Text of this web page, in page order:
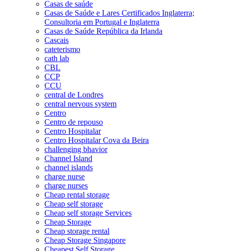
Casas de saúde
Casas de Saúde e Lares Certificados Inglaterra;
Consultoria em Portugal e Inglaterra
Casas de Saúde República da Irlanda
Cascais
cateterismo
cath lab
CBL
CCP
CCU
central de Londres
central nervous system
Centro
Centro de repouso
Centro Hospitalar
Centro Hospitalar Cova da Beira
challenging bhavior
Channel Island
channel islands
charge nurse
charge nurses
Cheap rental storage
Cheap self storage
Cheap self storage Services
Cheap Storage
Cheap storage rental
Cheap Storage Singapore
Cheapest Self Storage